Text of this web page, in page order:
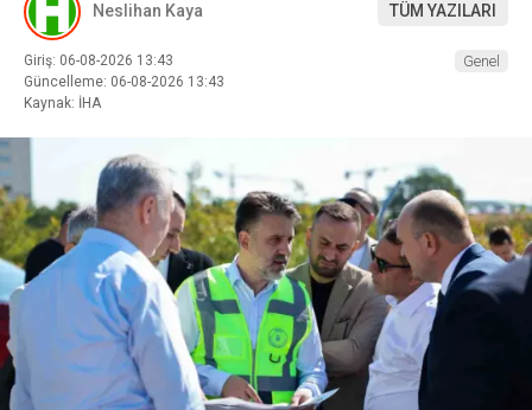
Neslihan Kaya TÜM YAZILARI
Giriş: 06-08-2026 13:43
Güncelleme: 06-08-2026 13:43
Kaynak: İHA
Genel